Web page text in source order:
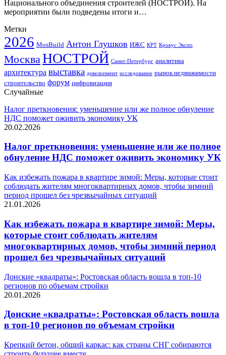
Национального объединения строителей (НОСТРОЙ). На
мероприятии были подведены итоги и…
Метки
2026 MosBuild Антон Глушков ИЖС КРТ Крокус Экспо
Москва НОСТРОЙ Санкт-Петербург аналитика
архитектура выставка девелопмент исследование рынок недвижимости
строительство форум цифровизация
Случайные
Налог преткновения: уменьшение или же полное обнуление
НДС поможет оживить экономику УК
20.02.2026
Налог преткновения: уменьшение или же полное
обнуление НДС поможет оживить экономику УК
Как избежать пожара в квартире зимой: Меры, которые стоит
соблюдать жителям многоквартирных домов, чтобы зимний
период прошел без чрезвычайных ситуаций
21.01.2026
Как избежать пожара в квартире зимой: Меры,
которые стоит соблюдать жителям
многоквартирных домов, чтобы зимний период
прошел без чрезвычайных ситуаций
Донские «квадраты»: Ростовская область вошла в топ-10
регионов по объемам стройки
20.01.2026
Донские «квадраты»: Ростовская область вошла
в топ-10 регионов по объемам стройки
Крепкий бетон, общий каркас: как страны СНГ собираются